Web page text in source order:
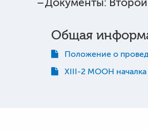
Общая
Положение о
XIII-2 МООН началка